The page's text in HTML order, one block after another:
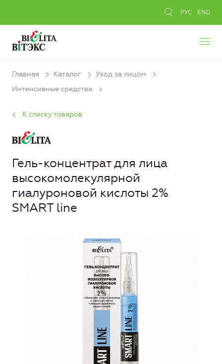
РУС ENG
Главная Каталог
Уход за лицом
Интенсивные средства
К списку товаров
Гель-концентрат для лица
высокомолекулярной
гиалуроновой кислоты 2%
SMART line